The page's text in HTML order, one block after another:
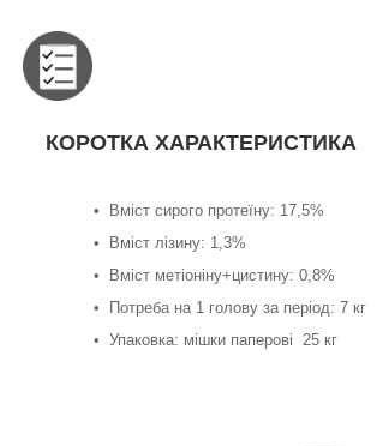
КОРОТКА ХАРАКТЕРИСТИКА
• Вміст сирого протеїну: 17,5%
• Вміст лізину: 1,3%
• Вміст метіоніну+цистину: 0,8%
• Потреба на 1 голову за період: 7 кг
• Упаковка: мішки паперові 25 кг